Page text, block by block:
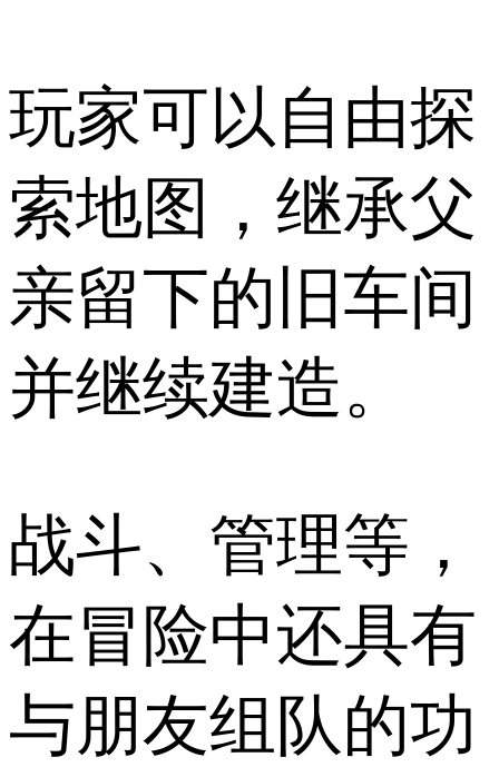
玩家可以自由探
索地图，继承父
亲留下的旧车间
并继续建造。
战斗、管理等，
在冒险中还具有
与朋友组队的功